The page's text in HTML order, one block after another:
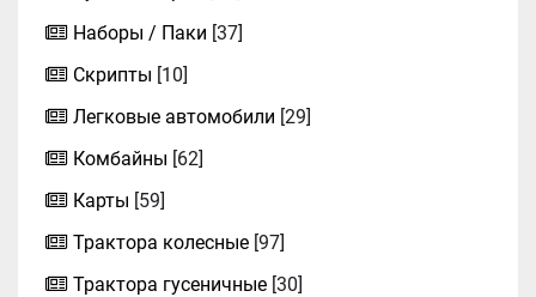
Наборы / Паки [37]
Скрипты [10]
Легковые автомобили [29]
Комбайны [62]
Карты [59]
Трактора колесные [97]
Трактора гусеничные [30]